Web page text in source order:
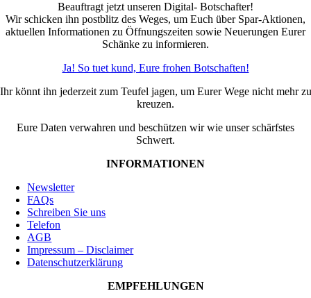
Beauftragt jetzt unseren Digital- Botschafter!
Wir schicken ihn postblitz des Weges, um Euch über Spar-Aktionen,
aktuellen Informationen zu Öffnungszeiten sowie Neuerungen Eurer
Schänke zu informieren.
Ja! So tuet kund, Eure frohen Botschaften!
Ihr könnt ihn jederzeit zum Teufel jagen, um Eurer Wege nicht mehr zu
kreuzen.
Eure Daten verwahren und beschützen wir wie unser schärfstes
Schwert.
INFORMATIONEN
Newsletter
FAQs
Schreiben Sie uns
Telefon
AGB
Impressum – Disclaimer
Datenschutzerklärung
EMPFEHLUNGEN